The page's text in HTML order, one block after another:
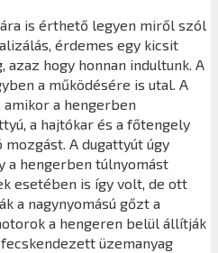
is érthető legyen miről szól
érdemes egy kicsit
hogy honnan indultunk. A
a működésére is utal. A
a hengerben
a hajtókar és a főtengely
A dugattyút úgy
a hengerben túlnyomást
esetében is így volt, de ott
a nagynyomású gőzt a
a hengeren belül állítják
üzemanyag